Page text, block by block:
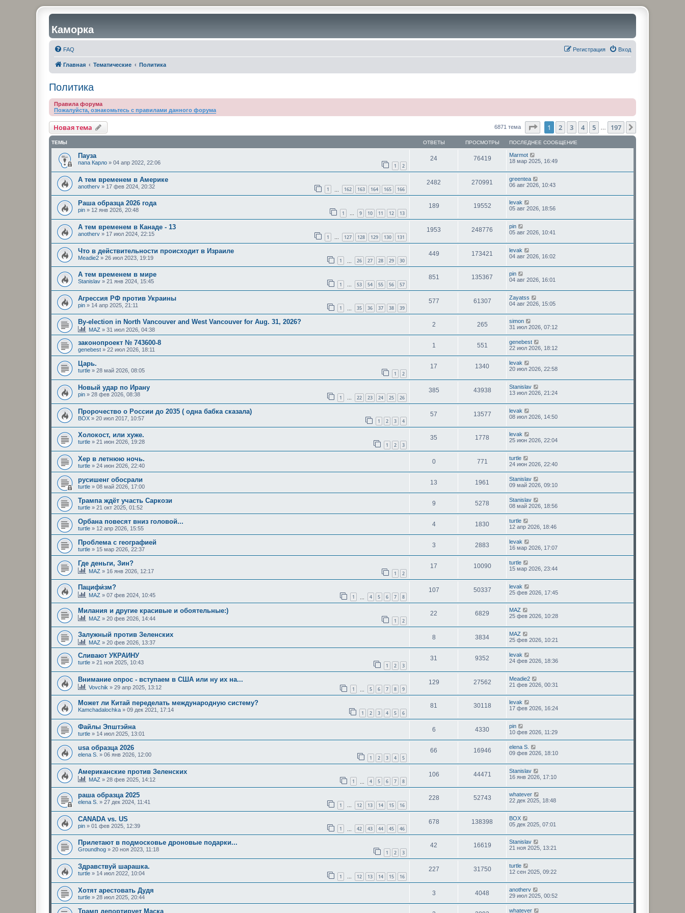
Каморка
FAQ Вход
Регистрация
Главная Тематические Политика
Политика
Правила форума
Пожалуйста, ознакомьтесь с правилами данного форума
Новая тема 6871 тема Страница1 из 197
1 2 3 4 5 197
ТЕМЫ ОТВЕТЫ ПРОСМОТРЫ ПОСЛЕДНЕЕ СООБЩЕНИЕ
Пауза
папа Карло » 04 апр 2022, 22:06 1 2
24 76419
Marmot
18 мар 2025, 16:49
А тем временем в Америке
anotherv » 17 фев 2024, 20:32 1 162 163 164 165 166
2482 270991
greentea
06 авг 2026, 10:43
Раша образца 2026 года
pin » 12 янв 2026, 20:48 1 … 9 10 11 12 13
189 19552
levak
05 авг 2026, 18:56
А тем временем в Канаде - 13
anotherv » 17 июл 2024, 22:15 1 … 127 128 129 130 131
1953 248776
pin
05 авг 2026, 10:41
Что в действительности происходит в Израиле
Meadie2 » 26 июл 2023, 19:19 1 26 27 28 29 30
449 173421
levak
04 авг 2026, 16:02
А тем временем в мире
Stanislav » 21 янв 2024, 15:45 1 … 53 54 55 56 57
851 135367
pin
04 авг 2026, 16:01
Агрессия РФ против Украины
pin » 14 апр 2025, 21:11 1 35 36 37 38 39
577 61307
Zayatss
04 авг 2026, 15:05
By-election in North Vancouver and West Vancouver for Aug. 31, 2026?
MAZ » 31 июл 2026, 04:38
2 265
simon
31 июл 2026, 07:12
законопроект № 743600-8
genebest » 22 июл 2026, 18:11
1 551
genebest
22 июл 2026, 18:12
Царь.
turtle » 28 май 2026, 08:05 1 2
17 1340
levak
20 июл 2026, 22:58
Новый удар по Ирану
pin » 28 фев 2026, 08:38 1 … 22 23 24 25 26
385 43938
Stanislav
13 июл 2026, 21:24
Пророчество о России до 2035 ( одна бабка сказала)
BOX » 20 июл 2017, 10:57 1 2 3 4
57 13577
levak
08 июл 2026, 14:50
Холокост, или хуже.
turtle » 21 июн 2026, 19:28 1 2 3
35 1778
levak
25 июн 2026, 22:04
Хер в летнюю ночь.
turtle » 24 июн 2026, 22:40
0 771
turtle
24 июн 2026, 22:40
русишенг обосрали
turtle » 08 май 2026, 17:00
13 1961
Stanislav
09 май 2026, 09:10
Трампа ждёт участь Саркози
turtle » 21 окт 2025, 01:52
9 5278
Stanislav
08 май 2026, 18:56
Орбана повесят вниз головой...
turtle » 12 апр 2026, 15:55
4 1830
turtle
12 апр 2026, 18:46
Проблема с географией
turtle » 15 мар 2026, 22:37
3 2883
levak
16 мар 2026, 17:07
Где деньги, Зин?
MAZ » 16 янв 2026, 12:17 1 2
17 10090
turtle
15 мар 2026, 23:44
Пацифи́зм?
MAZ » 07 фев 2024, 10:45 1 4 5 6 7 8
107 50337
levak
25 фев 2026, 17:45
Милания и другие красивые и обоятельные:)
MAZ » 20 фев 2026, 14:44 1 2
22 6829
MAZ
25 фев 2026, 10:28
Залужный против Зеленских
MAZ » 20 фев 2026, 13:37
8 3834
MAZ
25 фев 2026, 10:21
Сливают УКРАИНУ
turtle » 21 ноя 2025, 10:43 1 2 3
31 9352
levak
24 фев 2026, 18:36
Внимание опрос - вступаем в США или ну их на...
Vovchik » 29 апр 2025, 13:12 1 5 6 7 8 9
129 27562
Meadie2
21 фев 2026, 00:31
Может ли Китай переделать международную систему?
Kamchadalochka » 09 дек 2021, 17:14 1 2 3 4 5 6
81 30118
levak
17 фев 2026, 16:24
Файлы Эпштэйна
turtle » 14 июл 2025, 13:01
6 4330
pin
10 фев 2026, 11:29
usa образца 2026
elena S. » 06 янв 2026, 12:00 1 2 3 4 5
66 16946
elena S.
09 фев 2026, 18:10
Американские против Зеленских
MAZ » 28 фев 2025, 14:12 1 4 5 6 7 8
106 44471
Stanislav
16 янв 2026, 17:10
раша образца 2025
elena S. » 27 дек 2024, 11:41 1 … 12 13 14 15 16
228 52743
whatever
22 дек 2025, 18:48
CANADA vs. US
pin » 01 фев 2025, 12:39 1 42 43 44 45 46
678 138398
BOX
05 дек 2025, 07:01
Прилетают в подмосковье дроновые подарки...
Groundhog » 20 ноя 2023, 11:18 1 2 3
42 16619
Stanislav
21 ноя 2025, 13:21
Здравствуй шарашка.
turtle » 14 июл 2022, 10:04 1 … 12 13 14 15 16
227 31750
turtle
12 сен 2025, 09:22
Хотят арестовать Дудя
turtle » 28 июл 2025, 20:44
3 4048
anotherv
29 июл 2025, 00:52
Трамп депортирует Маска whatever